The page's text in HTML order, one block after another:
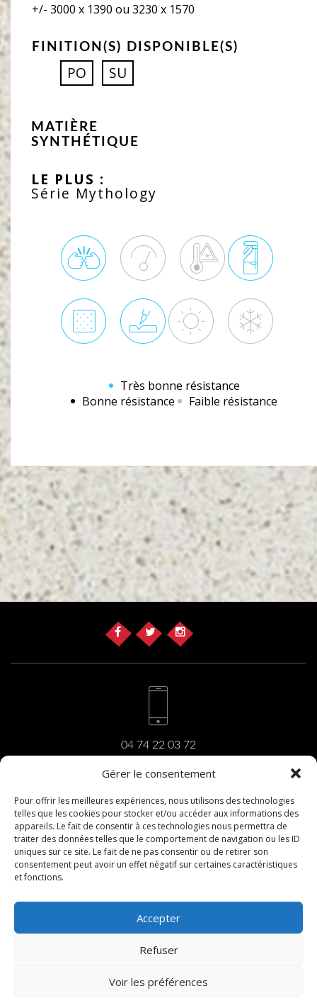
Gérer le consentement
Pour offrir les meilleures expériences, nous utilisons des technologies
telles que les cookies pour stocker et/ou accéder aux informations des
appareils. Le fait de consentir à ces technologies nous permettra de
traiter des données telles que le comportement de navigation ou les ID
uniques sur ce site. Le fait de ne pas consentir ou de retirer son
consentement peut avoir un effet négatif sur certaines caractéristiques
et fonctions.
Accepter
Refuser
Voir les préférences
MATIÈRE
SYNTHÉTIQUE
LE PLUS :
Série Mythology
+/- 3000 x 1390 ou 3230 x 1570
FINITION(S) DISPONIBLE(S)
PO SU
Très bonne résistance
Bonne résistance
Faible résistance
PRISE DE RENDEZ-VOUS
04 74 22 03 72
carrara@carrara.fr
01440 Viriat
CRÉATION DU SITE INTERNET :WWW.IDCOM-